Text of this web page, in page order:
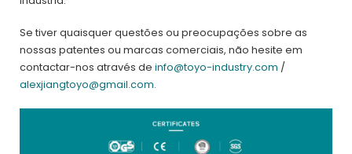
Se tiver quaisquer questões ou preocupações sobre as
nossas patentes ou marcas comerciais, não hesite em
contactar-nos através de info@toyo-industry.com /
alexjiangtoyo@gmail.com.